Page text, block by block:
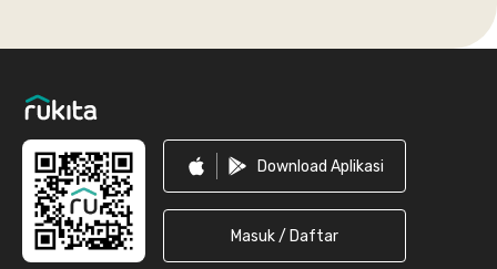
Download Aplikasi
Masuk / Daftar